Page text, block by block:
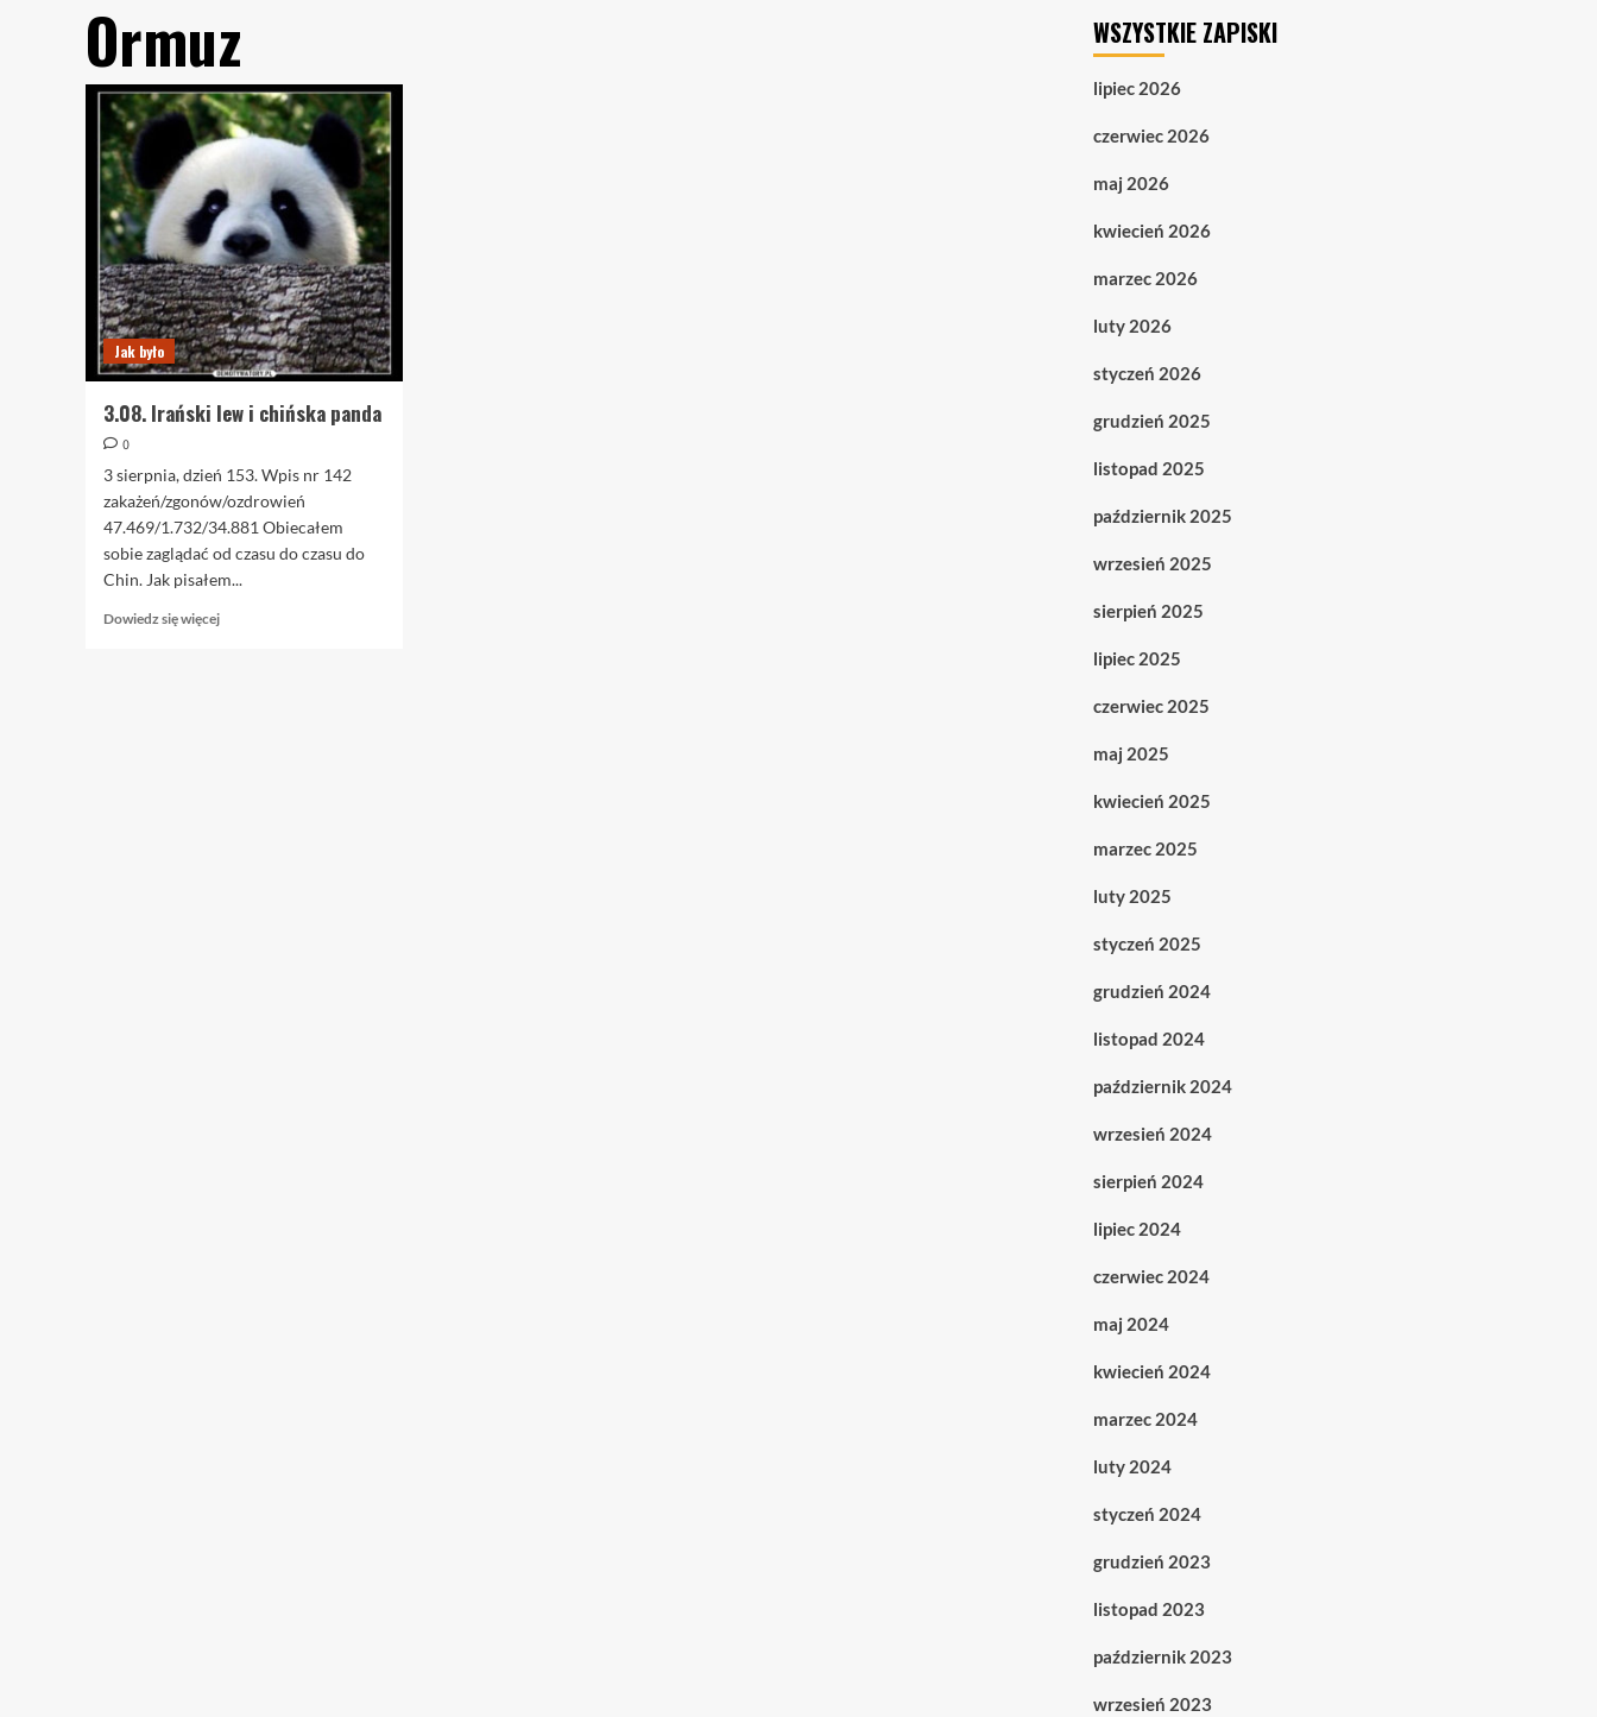
Ormuz
Jak było
3.08. Irański lew i chińska panda
0
3 sierpnia, dzień 153. Wpis nr 142
zakażeń/zgonów/ozdrowień
47.469/1.732/34.881 Obiecałem
sobie zaglądać od czasu do czasu do
Chin. Jak pisałem...
Dowiedz się więcejDowiedz
WSZYSTKIE ZAPISKI
lipiec 2026
czerwiec 2026
maj 2026
kwiecień 2026
marzec 2026
luty 2026
styczeń 2026
grudzień 2025
listopad 2025
październik 2025
wrzesień 2025
sierpień 2025
lipiec 2025
czerwiec 2025
maj 2025
kwiecień 2025
marzec 2025
luty 2025
styczeń 2025
grudzień 2024
listopad 2024
październik 2024
wrzesień 2024
sierpień 2024
lipiec 2024
czerwiec 2024
maj 2024
kwiecień 2024
marzec 2024
luty 2024
styczeń 2024
grudzień 2023
listopad 2023
październik 2023
wrzesień 2023